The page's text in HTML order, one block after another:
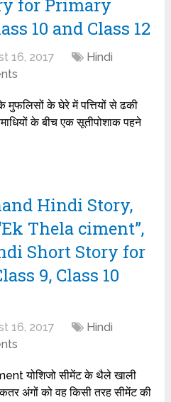
for Primary
10 and Class 12
16, 2017
Hindi
के घेरे में पत्तियों से ढकी
के बीच एक सूतीपोशाक पहने
Hindi Story,
Thela ciment”,
Short Story for
9, Class 10
16, 2017
Hindi
योशिजो सीमेंट के थैले खाली
अंगों को वह किसी तरह सीमेंट की